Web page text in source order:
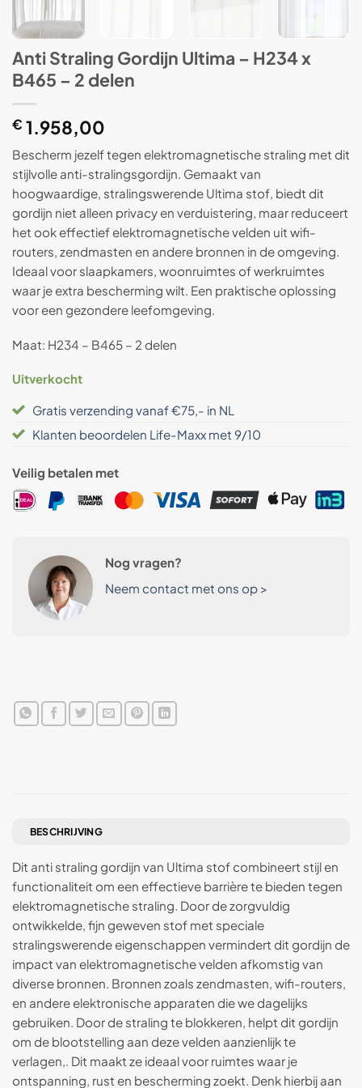
Anti Straling Gordijn Ultima – H234 x
B465 – 2 delen
€ 1.958,00
Bescherm jezelf tegen elektromagnetische straling met dit
stijlvolle anti-stralingsgordijn. Gemaakt van
hoogwaardige, stralingswerende Ultima stof, biedt dit
gordijn niet alleen privacy en verduistering, maar reduceert
het ook effectief elektromagnetische velden uit wifi-
routers, zendmasten en andere bronnen in de omgeving.
Ideaal voor slaapkamers, woonruimtes of werkruimtes
waar je extra bescherming wilt. Een praktische oplossing
voor een gezondere leefomgeving.
Maat: H234 – B465 – 2 delen
Uitverkocht
Gratis verzending vanaf €75,- in NL
Klanten beoordelen Life-Maxx met 9/10
Veilig betalen met
Nog vragen?
Neem contact met ons op >
BESCHRIJVING
Dit anti straling gordijn van Ultima stof combineert stijl en
functionaliteit om een effectieve barrière te bieden tegen
elektromagnetische straling. Door de zorgvuldig
ontwikkelde, fijn geweven stof met speciale
stralingswerende eigenschappen vermindert dit gordijn de
impact van elektromagnetische velden afkomstig van
diverse bronnen. Bronnen zoals zendmasten, wifi-routers,
en andere elektronische apparaten die we dagelijks
gebruiken. Door de straling te blokkeren, helpt dit gordijn
om de blootstelling aan deze velden aanzienlijk te
verlagen,. Dit maakt ze ideaal voor ruimtes waar je
ontspanning, rust en bescherming zoekt. Denk hierbij aan